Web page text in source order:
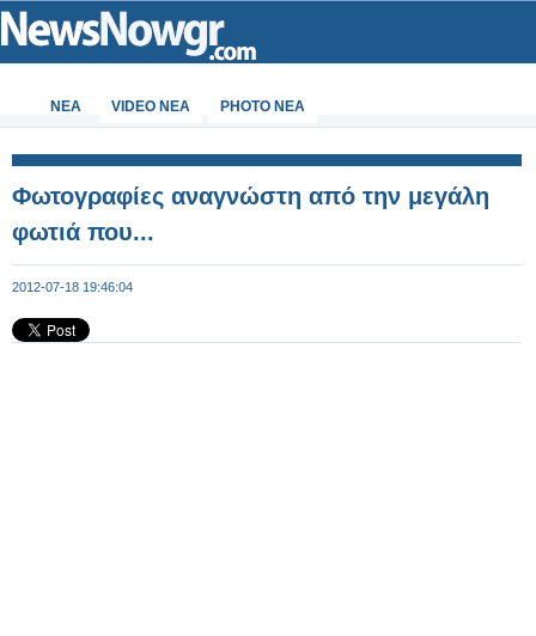
ΝΕΑ VIDEO NEA PHOTO NEA
Φωτογραφίες αναγνώστη από την μεγάλη
φωτιά που...
2012-07-18 19:46:04